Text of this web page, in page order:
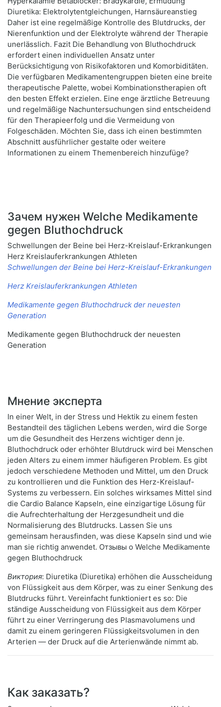
Diuretika: Elektrolytentgleichungen, Harnsäureanstieg
Daher ist eine regelmäßige Kontrolle des Blutdrucks, der
Nierenfunktion und der Elektrolyte während der Therapie
unerlässlich. Fazit Die Behandlung von Bluthochdruck
erfordert einen individuellen Ansatz unter
Berücksichtigung von Risikofaktoren und Komorbiditäten.
Die verfügbaren Medikamentengruppen bieten eine breite
therapeutische Palette, wobei Kombinationstherapien oft
den besten Effekt erzielen. Eine enge ärztliche Betreuung
und regelmäßige Nachuntersuchungen sind entscheidend
für den Therapieerfolg und die Vermeidung von
Folgeschäden. Möchten Sie, dass ich einen bestimmten
Abschnitt ausführlicher gestalte oder weitere
Informationen zu einem Themenbereich hinzufüge?
Зачем нужен Welche Medikamente
gegen Bluthochdruck
Schwellungen der Beine bei Herz-Kreislauf-Erkrankungen
Herz Kreislauferkrankungen Athleten
Schwellungen der Beine bei Herz-Kreislauf-Erkrankungen
Herz Kreislauferkrankungen Athleten
Medikamente gegen Bluthochdruck der neuesten
Generation
Medikamente gegen Bluthochdruck der neuesten
Generation
Мнение эксперта
In einer Welt, in der Stress und Hektik zu einem festen
Bestandteil des täglichen Lebens werden, wird die Sorge
um die Gesundheit des Herzens wichtiger denn je.
Bluthochdruck oder erhöhter Blutdruck wird bei Menschen
jeden Alters zu einem immer häufigeren Problem. Es gibt
jedoch verschiedene Methoden und Mittel, um den Druck
zu kontrollieren und die Funktion des Herz-Kreislauf-
Systems zu verbessern. Ein solches wirksames Mittel sind
die Cardio Balance Kapseln, eine einzigartige Lösung für
die Aufrechterhaltung der Herzgesundheit und die
Normalisierung des Blutdrucks. Lassen Sie uns
gemeinsam herausfinden, was diese Kapseln sind und wie
man sie richtig anwendet. Отзывы о Welche Medikamente
gegen Bluthochdruck
Виктория: Diuretika (Diuretika) erhöhen die Ausscheidung
von Flüssigkeit aus dem Körper, was zu einer Senkung des
Blutdrucks führt. Vereinfacht funktioniert es so: Die
ständige Ausscheidung von Flüssigkeit aus dem Körper
führt zu einer Verringerung des Plasmavolumens und
damit zu einem geringeren Flüssigkeitsvolumen in den
Arterien — der Druck auf die Arterienwände nimmt ab.
Как заказать?